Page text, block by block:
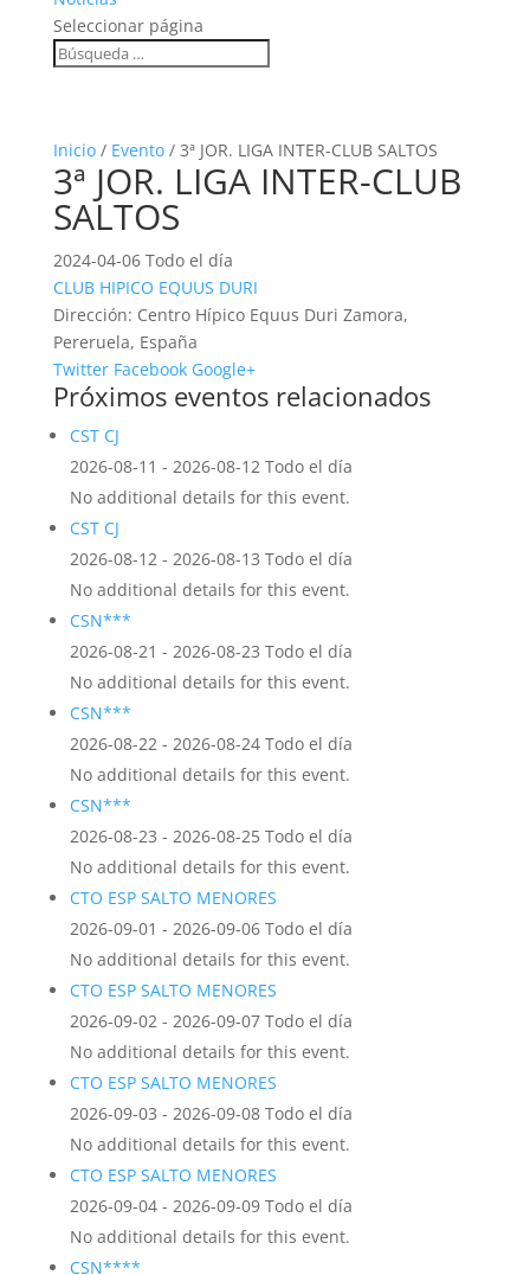
Seleccionar página
Inicio/ Evento/ 3ª JOR. LIGA INTER-CLUB SALTOS
3ª JOR. LIGA INTER-CLUB
SALTOS
2024-04-06 Todo el día
CLUB HIPICO EQUUS DURI
Dirección: Centro Hípico Equus Duri Zamora,
Pereruela, España
Twitter Facebook Google+
Próximos eventos relacionados
CST CJ
2026-08-11 - 2026-08-12 Todo el día
No additional details for this event.
CST CJ
2026-08-12 - 2026-08-13 Todo el día
No additional details for this event.
CSN***
2026-08-21 - 2026-08-23 Todo el día
No additional details for this event.
CSN***
2026-08-22 - 2026-08-24 Todo el día
No additional details for this event.
CSN***
2026-08-23 - 2026-08-25 Todo el día
No additional details for this event.
CTO ESP SALTO MENORES
2026-09-01 - 2026-09-06 Todo el día
No additional details for this event.
CTO ESP SALTO MENORES
2026-09-02 - 2026-09-07 Todo el día
No additional details for this event.
CTO ESP SALTO MENORES
2026-09-03 - 2026-09-08 Todo el día
No additional details for this event.
CTO ESP SALTO MENORES
2026-09-04 - 2026-09-09 Todo el día
No additional details for this event.
CSN****